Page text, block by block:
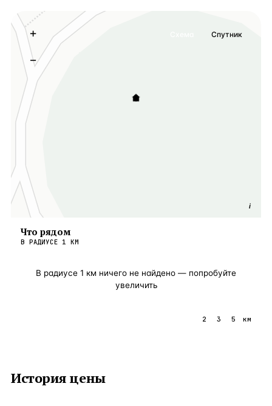
i
+
−
Спутник
Что рядом
В РАДИУСЕ 1 КМ
В радиусе 1 км ничего не найдено — попробуйте
увеличить
2 3 5 км
История цены